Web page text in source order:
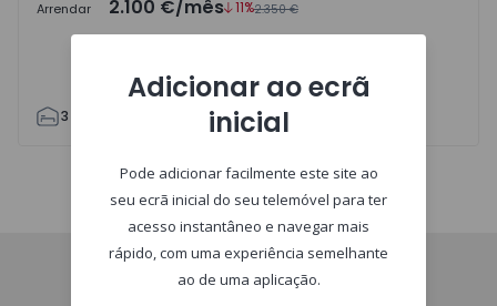
Arrendar 2.100 €/mês 11%2.350 €
3 120 1 1
Mapa Lista
Adicionar ao ecrã
inicial
Pode adicionar facilmente este site ao
seu ecrã inicial do seu telemóvel para ter
acesso instantâneo e navegar mais
rápido, com uma experiência semelhante
ao de uma aplicação.